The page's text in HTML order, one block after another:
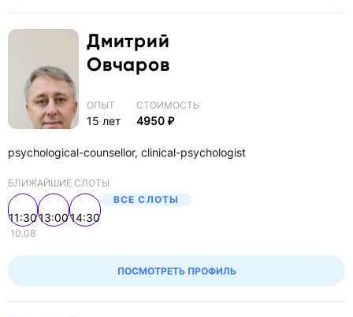
Дмитрий
Овчаров
psychological-counsellor, clinical-psychologist
ОПЫТ
15 лет
СТОИМОСТЬ
4950 ₽
БЛИЖАЙШИЕ СЛОТЫ
11:30
10.08
13:0014:30
ВСЕ СЛОТЫ
ПОСМОТРЕТЬ ПРОФИЛЬ